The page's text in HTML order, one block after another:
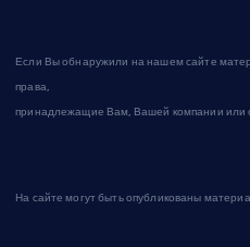
Если Вы обнаружили на нашем сайте
права,
принадлежащие Вам, Вашей компании или
На сайте могут быть опубликованы